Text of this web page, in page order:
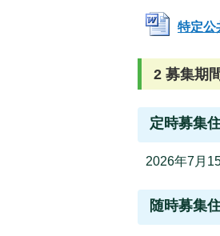
特定公
2 募集期
定時募集
2026年7月
随時募集